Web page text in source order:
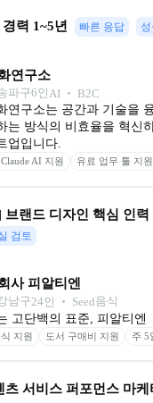
력 1~5년 빠른 응답
연구소
파구6인 AI ‧ B2C
연구소는 공간과 기술을
는 방식의 비효율을 혁신
업입니다.
Claude AI 지원 유료 업무 툴 지원
랜드 디자인 핵심 인력
검토
사 피알티엔
남구24인 ‧ Seed음식
고단백의 표준, 피알티엔
지원 도서 구매비 지원 주 5
서비스 퍼포먼스 마케